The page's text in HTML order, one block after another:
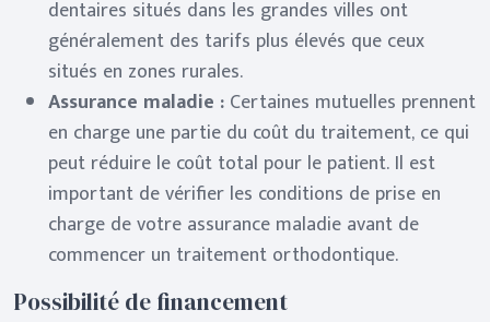
dentaires situés dans les grandes villes ont
généralement des tarifs plus élevés que ceux
situés en zones rurales.
Assurance maladie : Certaines mutuelles prennent
en charge une partie du coût du traitement, ce qui
peut réduire le coût total pour le patient. Il est
important de vérifier les conditions de prise en
charge de votre assurance maladie avant de
commencer un traitement orthodontique.
Possibilité de financement